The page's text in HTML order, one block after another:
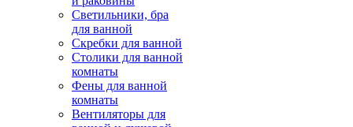
Светильники, бра
для ванной
Скребки для ванной
Столики для ванной
комнаты
Фены для ванной
комнаты
Вентиляторы для